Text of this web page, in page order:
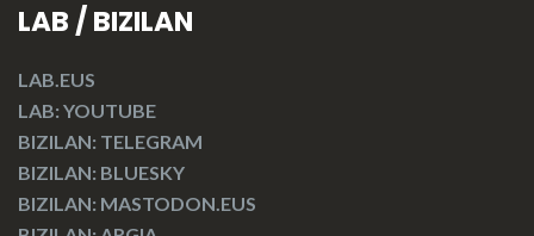
LAB / BIZILAN
LAB.EUS
LAB: YOUTUBE
BIZILAN: TELEGRAM
BIZILAN: BLUESKY
BIZILAN: MASTODON.EUS